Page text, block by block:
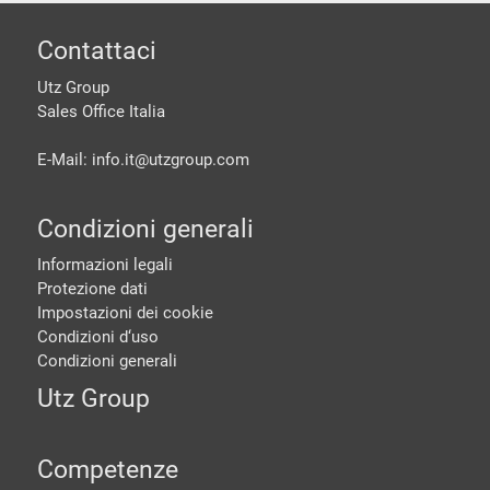
piè di pagine
Contattaci
Utz Group
Sales Office Italia
E-Mail: info.it@utzgroup.com
Condizioni generali
Informazioni legali
Protezione dati
Impostazioni dei cookie
Condizioni d‘uso
Condizioni generali
Utz Group
Competenze